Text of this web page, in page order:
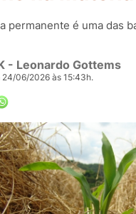
permanente é uma das
- Leonardo Gottems
24/06/2026 às 15:43h.